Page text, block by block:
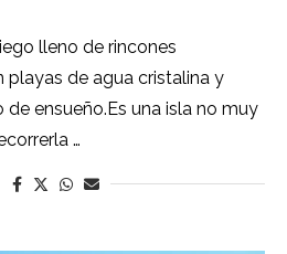
lleno de rincones
playas de agua cristalina y
ensueño.Es una isla no muy
…